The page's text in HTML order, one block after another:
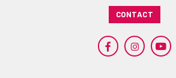
CONTACT